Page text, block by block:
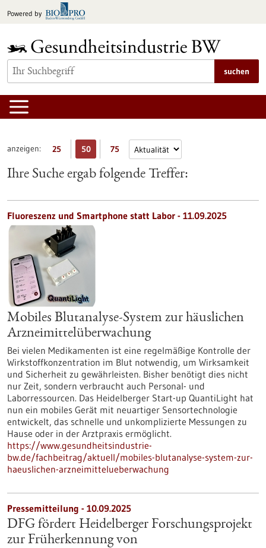
Inhalt
Powered by
suchen
anzeigen: 25 50 75
Ihre Suche ergab folgende Treffer:
Fluoreszenz und Smartphone statt Labor - 11.09.2025
Mobiles Blutanalyse-System zur häuslichen
Arzneimittelüberwachung
Bei vielen Medikamenten ist eine regelmäßige Kontrolle der
Wirkstoffkonzentration im Blut notwendig, um Wirksamkeit
und Sicherheit zu gewährleisten. Bisher benötigt dies nicht
nur Zeit, sondern verbraucht auch Personal- und
Laborressourcen. Das Heidelberger Start-up QuantiLight hat
nun ein mobiles Gerät mit neuartiger Sensortechnologie
entwickelt, das schnelle und unkomplizierte Messungen zu
Hause oder in der Arztpraxis ermöglicht.
https://www.gesundheitsindustrie-
bw.de/fachbeitrag/aktuell/mobiles-blutanalyse-system-zur-
haeuslichen-arzneimittelueberwachung
Pressemitteilung - 10.09.2025
DFG fördert Heidelberger Forschungsprojekt
zur Früherkennung von